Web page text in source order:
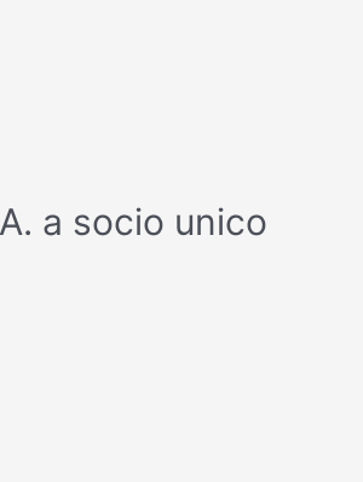
a socio unico